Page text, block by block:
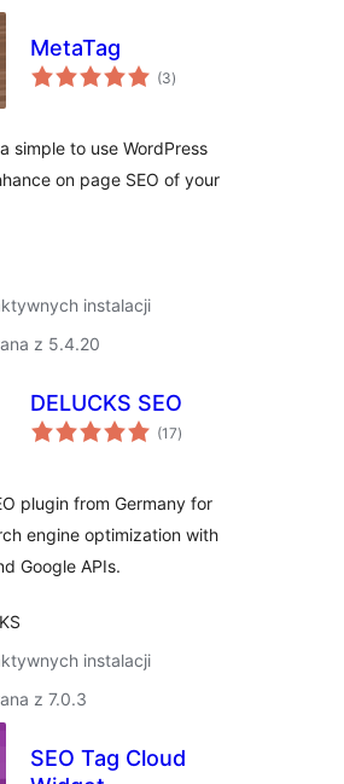
MetaTag
(3wszystkich
ocen
)
simple to use WordPress
on page SEO of your
instalacji
z 5.4.20
DELUCKS SEO
(17wszystkich
ocen
)
plugin from Germany for
engine optimization with
Google APIs.
instalacji
z 7.0.3
SEO Tag Cloud